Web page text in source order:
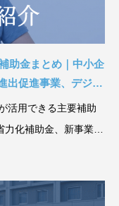
助金まとめ｜中小企
出促進事業、デジタ
活用できる主要補助
化補助金、新事業進